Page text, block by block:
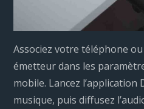
Associez votre téléphone
émetteur dans les
mobile. Lancez l’application
musique, puis diffusez